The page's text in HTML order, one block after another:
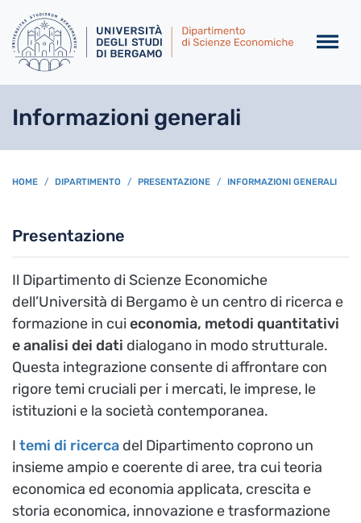
Informazioni generali
BREADCRUMB
HOME DIPARTIMENTO PRESENTAZIONE INFORMAZIONI GENERALI
Presentazione
Il Dipartimento di Scienze Economiche
dell’Università di Bergamo è un centro di ricerca e
formazione in cui economia, metodi quantitativi
e analisi dei dati dialogano in modo strutturale.
Questa integrazione consente di affrontare con
rigore temi cruciali per i mercati, le imprese, le
istituzioni e la società contemporanea.
I temi di ricerca del Dipartimento coprono un
insieme ampio e coerente di aree, tra cui teoria
economica ed economia applicata, crescita e
storia economica, innovazione e trasformazione